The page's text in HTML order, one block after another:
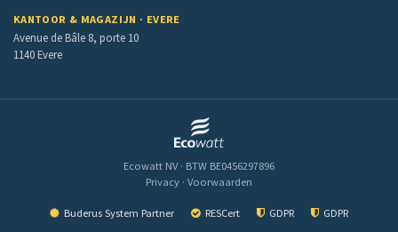
KANTOOR & MAGAZIJN · EVERE
Avenue de Bâle 8, porte 10
1140 Evere
Ecowatt NV · BTW BE0456297896
Privacy · Voorwaarden
Buderus System Partner RESCert GDPR GDPR